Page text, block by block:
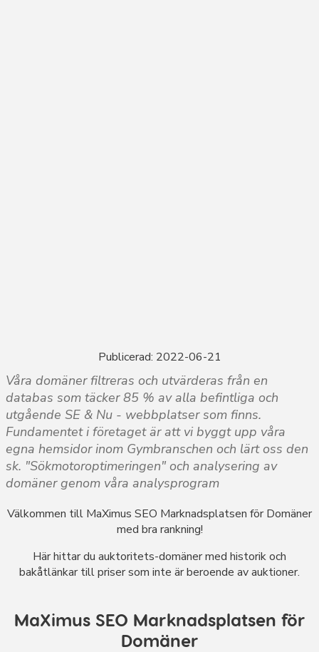
Publicerad: 2022-06-21
Våra domäner filtreras och utvärderas från en
databas som täcker 85 % av alla befintliga och
utgående SE & Nu - webbplatser som finns.
Fundamentet i företaget är att vi byggt upp våra
egna hemsidor inom Gymbranschen och lärt oss den
sk. "Sökmotoroptimeringen" och analysering av
domäner genom våra analysprogram
Välkommen till MaXimus SEO Marknadsplatsen för Domäner
med bra rankning!
Här hittar du auktoritets-domäner med historik och
bakåtlänkar till priser som inte är beroende av auktioner.
MaXimus SEO Marknadsplatsen för
Domäner